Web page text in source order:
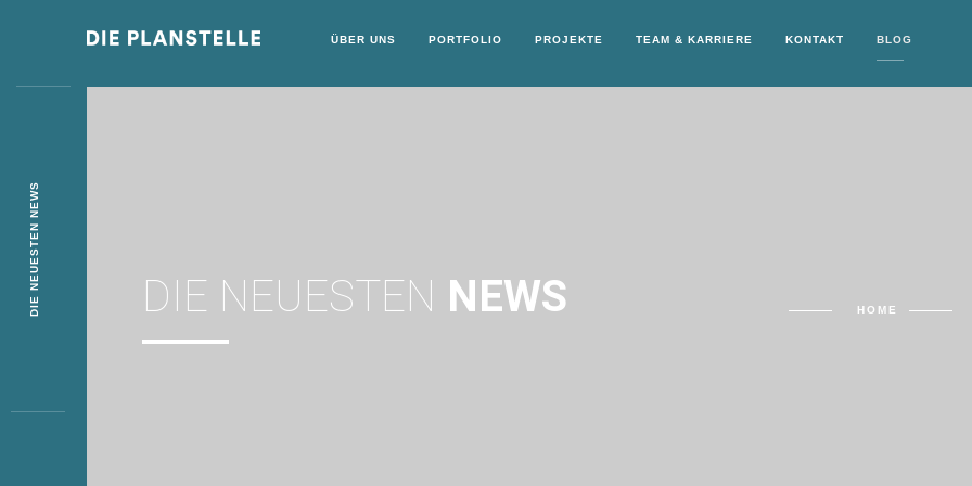
ÜBER UNS PORTFOLIO PROJEKTE TEAM & KARRIERE KONTAKT BLOG
DIE NEUESTEN NEWS HOME
DIE NEUESTEN NEWS